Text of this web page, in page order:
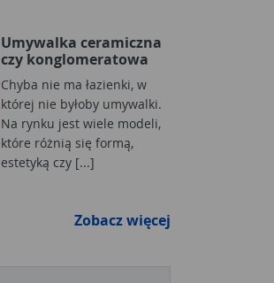
Umywalka ceramiczna
czy konglomeratowa
Chyba nie ma łazienki, w
której nie byłoby umywalki.
Na rynku jest wiele modeli,
które różnią się formą,
estetyką czy [...]
Zobacz więcej